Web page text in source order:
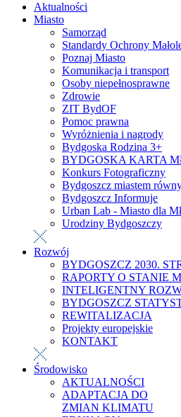
Aktualności
Miasto
Samorząd
Standardy Ochrony
Poznaj Miasto
Komunikacja i transport
Osoby niepełnosprawne
Zdrowie
ZIT BydOF
Pomoc prawna
Wyróżnienia i nagrody
Bydgoska Rodzina 3+
BYDGOSKA KARTA
Konkurs Fotograficzny
Bydgoszcz miastem
Bydgoszcz Informuje
Urban Lab - Miasto dla
Urodziny Bydgoszczy
Rozwój
BYDGOSZCZ 2030.
RAPORTY O STANIE
INTELIGENTNY
BYDGOSZCZ
REWITALIZACJA
Projekty europejskie
KONTAKT
Środowisko
AKTUALNOŚCI
ADAPTACJA DO
ZMIAN KLIMATU